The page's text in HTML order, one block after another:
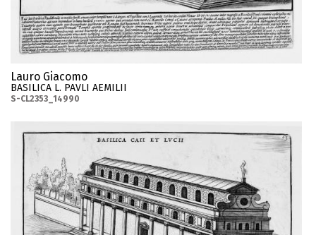
Lauro Giacomo
BASILICA L. PAVLI AEMILII
S-CL2353_14990